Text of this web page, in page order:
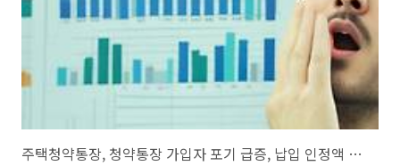
주택청약통장, 청약통장 가입자 포기 급증, 납입 인정액 증가 알아보기